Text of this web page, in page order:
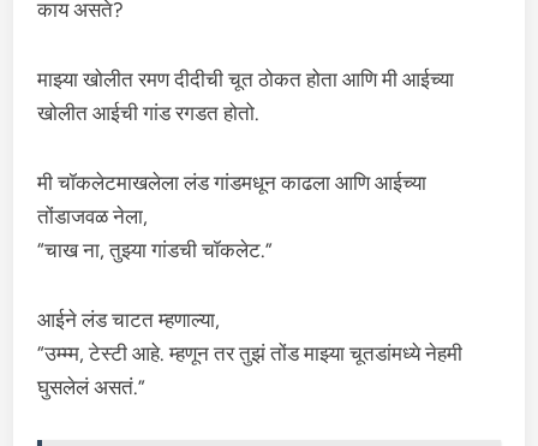
काय असते?
माझ्या खोलीत रमण दीदीची चूत ठोकत होता आणि मी आईच्या
खोलीत आईची गांड रगडत होतो.
मी चॉकलेटमाखलेला लंड गांडमधून काढला आणि आईच्या
तोंडाजवळ नेला,
“चाख ना, तुझ्या गांडची चॉकलेट.”
आईने लंड चाटत म्हणाल्या,
“उम्म्म, टेस्टी आहे. म्हणून तर तुझं तोंड माझ्या चूतडांमध्ये नेहमी
घुसलेलं असतं.”